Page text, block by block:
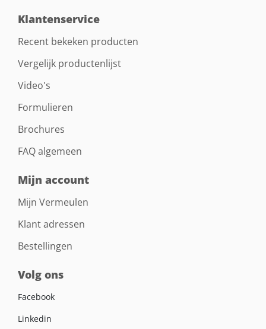
Klantenservice
Recent bekeken producten
Vergelijk productenlijst
Video's
Formulieren
Brochures
FAQ algemeen
Mijn account
Mijn Vermeulen
Klant adressen
Bestellingen
Volg ons
Facebook
Linkedin